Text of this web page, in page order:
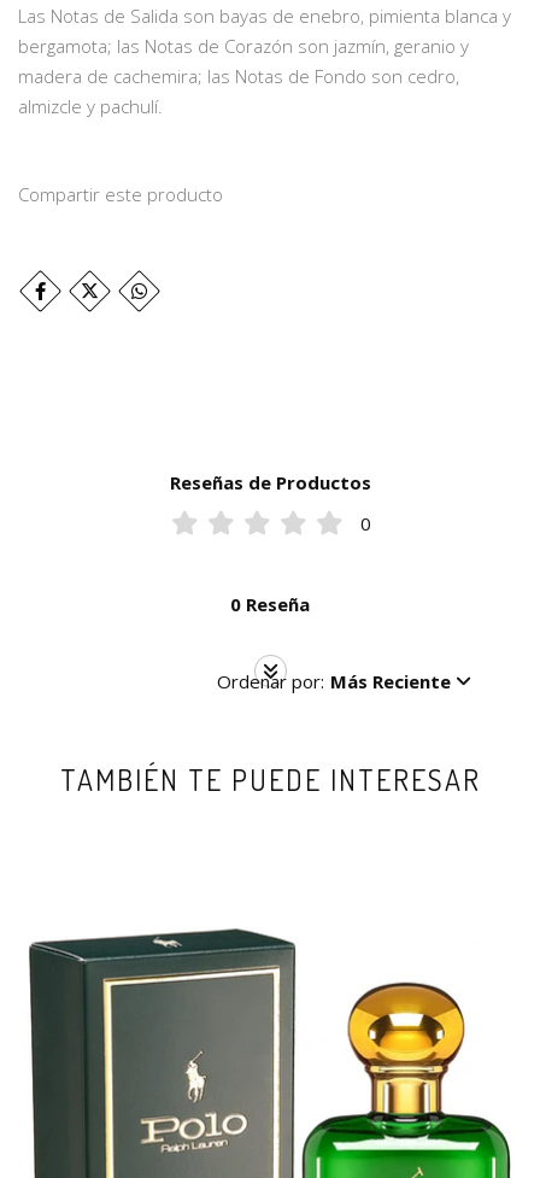
Las Notas de Salida son bayas de enebro, pimienta blanca y
bergamota; las Notas de Corazón son jazmín, geranio y
madera de cachemira; las Notas de Fondo son cedro,
almizcle y pachulí.
Compartir este producto
Reseñas de Productos
0
0 Reseña
Ordenar por: Más Reciente
TAMBIÉN TE PUEDE INTERESAR